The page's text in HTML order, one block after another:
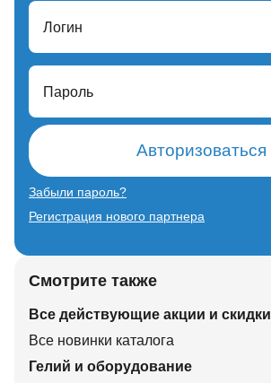
Логин
Пароль
Авторизоваться
Забыли пароль?
Регистрация нового партнера
Смотрите также
Все действующие акции и скидки
Все новинки каталога
Гелий и оборудование